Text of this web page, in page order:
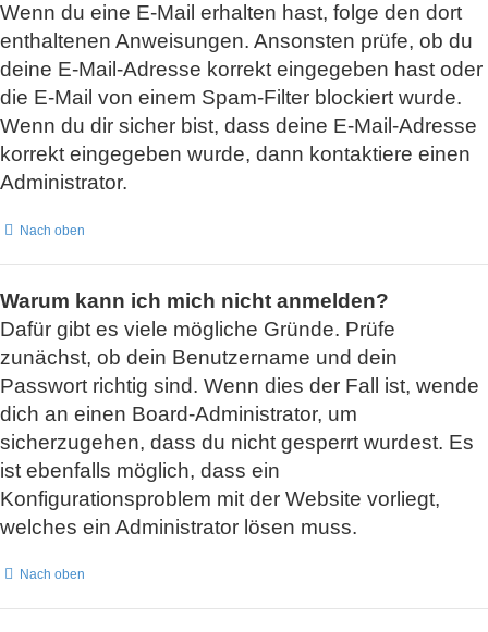
Wenn du eine E-Mail erhalten hast, folge den dort
enthaltenen Anweisungen. Ansonsten prüfe, ob du
deine E-Mail-Adresse korrekt eingegeben hast oder
die E-Mail von einem Spam-Filter blockiert wurde.
Wenn du dir sicher bist, dass deine E-Mail-Adresse
korrekt eingegeben wurde, dann kontaktiere einen
Administrator.
Nach oben
Warum kann ich mich nicht anmelden?
Dafür gibt es viele mögliche Gründe. Prüfe
zunächst, ob dein Benutzername und dein
Passwort richtig sind. Wenn dies der Fall ist, wende
dich an einen Board-Administrator, um
sicherzugehen, dass du nicht gesperrt wurdest. Es
ist ebenfalls möglich, dass ein
Konfigurationsproblem mit der Website vorliegt,
welches ein Administrator lösen muss.
Nach oben